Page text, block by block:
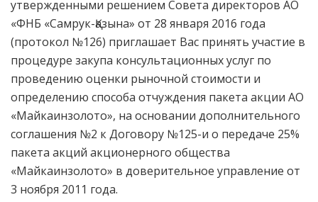
утвержденными решением Совета директоров АО
«ФНБ «Самрук-Қазына» от 28 января 2016 года
(протокол №126) приглашает Вас принять участие в
процедуре закупа консультационных услуг по
проведению оценки рыночной стоимости и
определению способа отчуждения пакета акции АО
«Майкаинзолото», на основании дополнительного
соглашения №2 к Договору №125-и о передаче 25%
пакета акций акционерного общества
«Майкаинзолото» в доверительное управление от
3 ноября 2011 года.